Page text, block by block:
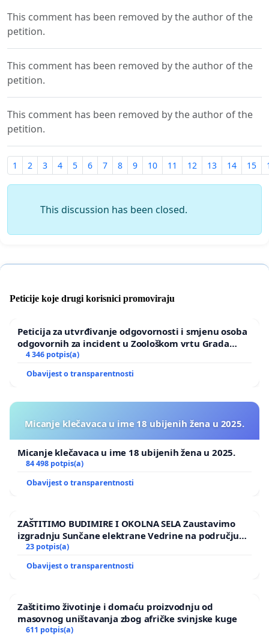
This comment has been removed by the author of the
petition.
This comment has been removed by the author of the
petition.
This comment has been removed by the author of the
petition.
1 2 3 4 5 6 7 8 9 10 11 12 13 14 15
This discussion has been closed.
Peticije koje drugi korisnici promoviraju
Peticija za utvrđivanje odgovornosti i smjenu osoba
odgovornih za incident u Zoološkom vrtu Grada
Zagreba
4 346 potpis(a)
Obavijest o transparentnosti
Micanje klečavaca u ime 18 ubijenih žena u 2025.
Micanje klečavaca u ime 18 ubijenih žena u 2025.
84 498 potpis(a)
Obavijest o transparentnosti
ZAŠTITIMO BUDIMIRE I OKOLNA SELA Zaustavimo
izgradnju Sunčane elektrane Vedrine na području
Ugljana
23 potpis(a)
Obavijest o transparentnosti
Zaštitimo životinje i domaću proizvodnju od
masovnog uništavanja zbog afričke svinjske kuge
611 potpis(a)